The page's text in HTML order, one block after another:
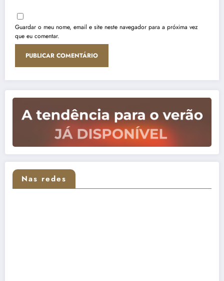
Guardar o meu nome, email e site neste navegador para a próxima vez
que eu comentar.
Nas redes